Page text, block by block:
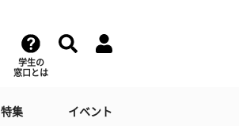
学生の
窓口とは
特集 イベント